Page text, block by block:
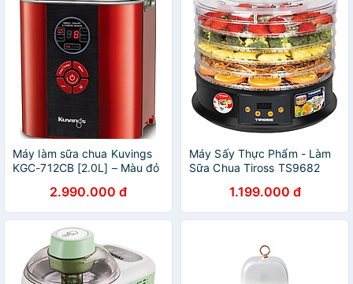
Máy làm sữa chua Kuvings
KGC-712CB [2.0L] – Màu đỏ
2.990.000 đ
Máy Sấy Thực Phẩm - Làm
Sữa Chua Tiross TS9682
1.199.000 đ